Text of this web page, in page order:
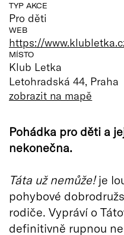
TYP AKCE
Pro děti
WEB
https://
MÍSTO
Klub Letka
Letohradská 44, Praha
zobrazit na mapě
Pohádka pro děti a
nekonečna.
Táta už nemůže!je
pohybové
rodiče. Vypráví o
definitivně rupnou